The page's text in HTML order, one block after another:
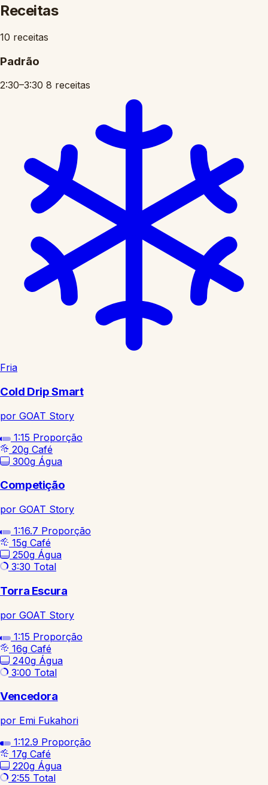
Receitas
10 receitas
Padrão
2:30–3:30 8 receitas
Fria
Cold Drip Smart
por GOAT Story
1:15 Proporção
20g Café
300g Água
Competição
por GOAT Story
1:16.7 Proporção
15g Café
250g Água
3:30 Total
Torra Escura
por GOAT Story
1:15 Proporção
16g Café
240g Água
3:00 Total
Vencedora
por Emi Fukahori
1:12.9 Proporção
17g Café
220g Água
2:55 Total